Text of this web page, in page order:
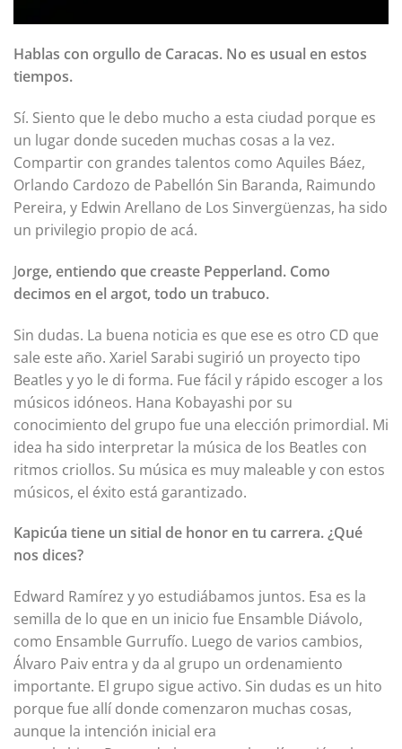
Hablas con orgullo de Caracas. No es usual en estos
tiempos.
Sí. Siento que le debo mucho a esta ciudad porque es
un lugar donde suceden muchas cosas a la vez.
Compartir con grandes talentos como Aquiles Báez,
Orlando Cardozo de Pabellón Sin Baranda, Raimundo
Pereira, y Edwin Arellano de Los Sinvergüenzas, ha sido
un privilegio propio de acá.
Jorge, entiendo que creaste Pepperland. Como
decimos en el argot, todo un trabuco.
Sin dudas. La buena noticia es que ese es otro CD que
sale este año. Xariel Sarabi sugirió un proyecto tipo
Beatles y yo le di forma. Fue fácil y rápido escoger a los
músicos idóneos. Hana Kobayashi por su
conocimiento del grupo fue una elección primordial. Mi
idea ha sido interpretar la música de los Beatles con
ritmos criollos. Su música es muy maleable y con estos
músicos, el éxito está garantizado.
Kapicúa tiene un sitial de honor en tu carrera. ¿Qué
nos dices?
Edward Ramírez y yo estudiábamos juntos. Esa es la
semilla de lo que en un inicio fue Ensamble Diávolo,
como Ensamble Gurrufío. Luego de varios cambios,
Álvaro Paiv entra y da al grupo un ordenamiento
importante. El grupo sigue activo. Sin dudas es un hito
porque fue allí donde comenzaron muchas cosas,
aunque la intención inicial era